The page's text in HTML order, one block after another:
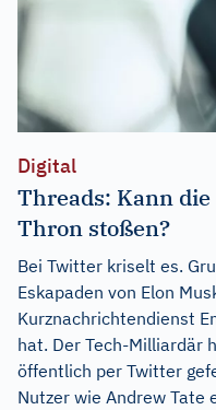
Digital
Threads: Kann
Thron stoßen?
Bei Twitter kriselt es.
Eskapaden von Elon
Kurznachrichtendienst
hat. Der Tech-Milliardär
öffentlich per Twitter
Nutzer wie Andrew